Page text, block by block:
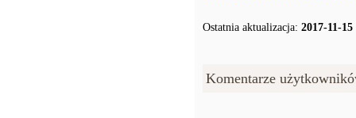
Ostatnia aktualizacja: 2017-11-15
Komentarze